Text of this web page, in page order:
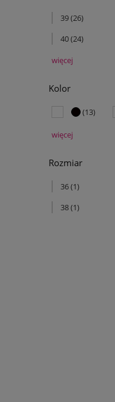
39(26)
40(24)
więcej
Kolor
(13)
więcej
Rozmiar
36(1)
38(1)